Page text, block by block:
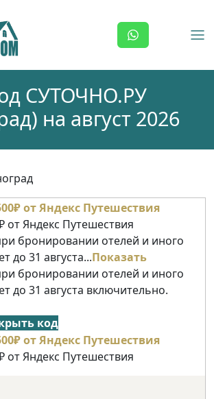
СУТОЧНО.РУ
на август 2026
от Яндекс Путешествия
бронировании отелей и иного
до 31 августа...Показать
бронировании отелей и иного
до 31 августа включительно.
код
от Яндекс Путешествия